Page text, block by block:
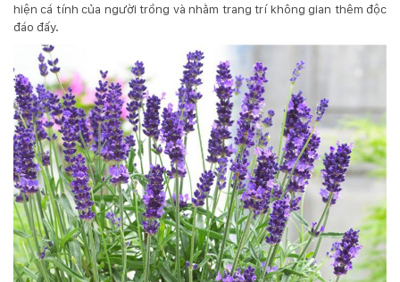
hiện cá tính của người trồng và nhằm trang trí không gian thêm độc
đáo đấy.